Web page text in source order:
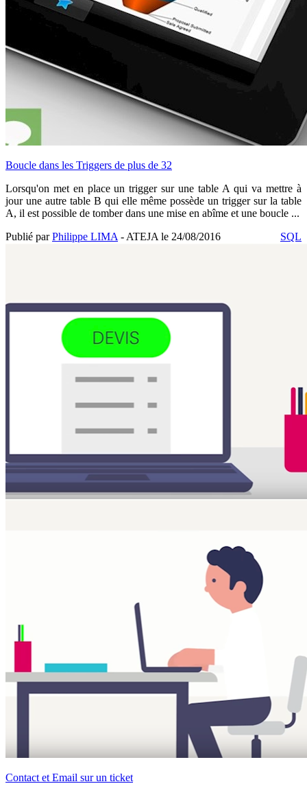
Boucle dans les Triggers de plus de 32
Lorsqu'on met en place un trigger sur une table A qui va mettre à
jour une autre table B qui elle même possède un trigger sur la table
A, il est possible de tomber dans une mise en abîme et une boucle ...
SQL
Publié parPhilippe LIMA - ATEJA le 24/08/2016
Contact et Email sur un ticket